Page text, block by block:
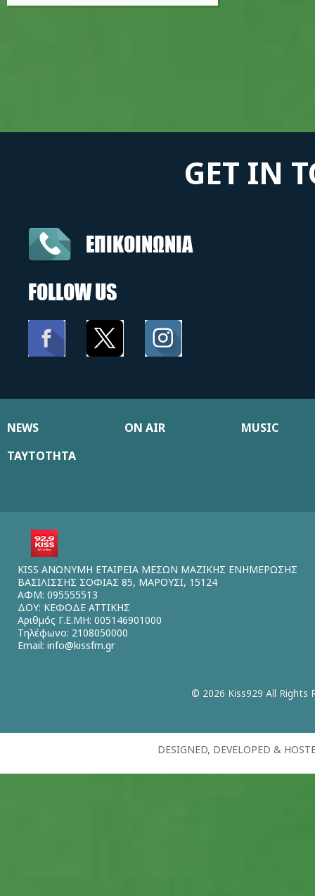
GET IN
ΕΠΙΚΟΙΝΩΝΙΑ
FOLLOW US
NEWS ON AIR
MUSIC
ΤΑΥΤΟΤΗΤΑ
KISS ΑΝΩΝΥΜΗ ΕΤΑΙΡΕΙΑ ΜΕΣΩΝ ΜΑΖΙΚΗΣ ΕΝΗΜΕΡΩΣΗΣ
ΒΑΣΙΛΙΣΣΗΣ ΣΟΦΙΑΣ 85, ΜΑΡΟΥΣΙ, 15124
ΑΦΜ: 095555513
ΔΟΥ: ΚΕΦΟΔΕ ΑΤΤΙΚΗΣ
Αριθμός Γ.Ε.ΜΗ: 005146901000
Τηλέφωνο: 2108050000
Email: info@kissfm.gr
© 2026 Kiss929 All Rights
DESIGNED, DEVELOPED &